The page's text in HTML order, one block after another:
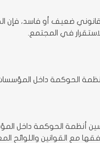
ضعيف أو فاسد،
في المجتمع.
الحوكمة داخل
أنظمة الحوكمة داخل
مع القوانين واللوائح